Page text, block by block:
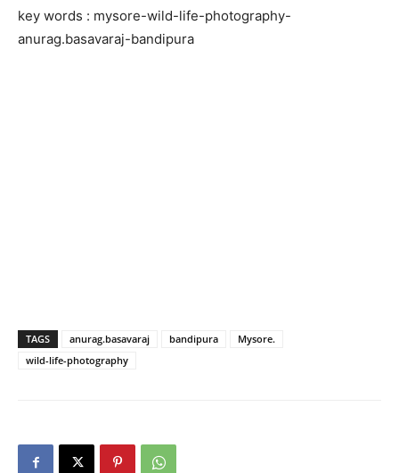
key words : mysore-wild-life-photography-
anurag.basavaraj-bandipura
TAGS anurag.basavaraj bandipura
Mysore.
wild-life-photography